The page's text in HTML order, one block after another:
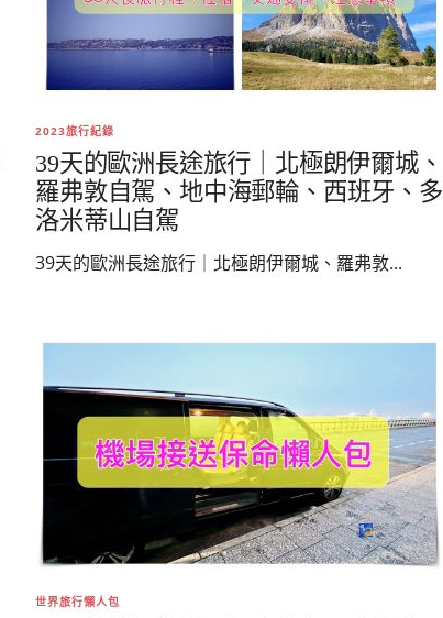
2023旅行紀錄
39天的歐洲長途旅行｜北極朗伊爾城、
羅弗敦自駕、地中海郵輪、西班牙、多
洛米蒂山自駕
39天的歐洲長途旅行｜北極朗伊爾城、羅弗敦...
世界旅行懶人包